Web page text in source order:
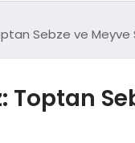
Sebze ve
Toptan